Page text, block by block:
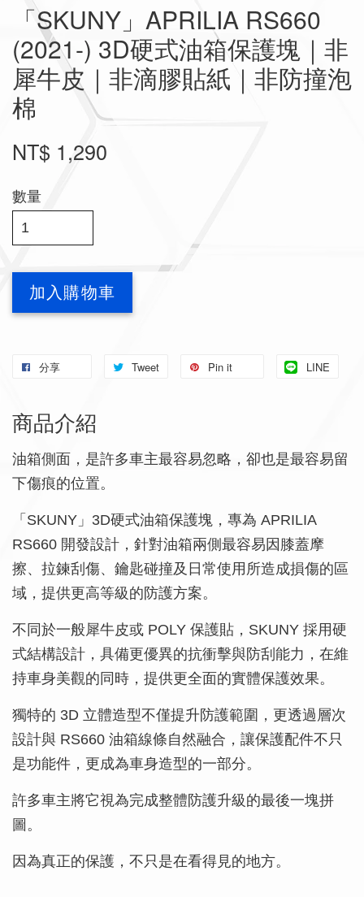
「SKUNY」APRILIA RS660
(2021-) 3D硬式油箱保護塊｜非
犀牛皮｜非滴膠貼紙｜非防撞泡
棉
NT$ 1,290
數量
加入購物車
分享 Tweet Pin it LINE
商品介紹
油箱側面，是許多車主最容易忽略，卻也是最容易留
下傷痕的位置。
「SKUNY」3D硬式油箱保護塊，專為 APRILIA
RS660 開發設計，針對油箱兩側最容易因膝蓋摩
擦、拉鍊刮傷、鑰匙碰撞及日常使用所造成損傷的區
域，提供更高等級的防護方案。
不同於一般犀牛皮或 POLY 保護貼，SKUNY 採用硬
式結構設計，具備更優異的抗衝擊與防刮能力，在維
持車身美觀的同時，提供更全面的實體保護效果。
獨特的 3D 立體造型不僅提升防護範圍，更透過層次
設計與 RS660 油箱線條自然融合，讓保護配件不只
是功能件，更成為車身造型的一部分。
許多車主將它視為完成整體防護升級的最後一塊拼
圖。
因為真正的保護，不只是在看得見的地方。